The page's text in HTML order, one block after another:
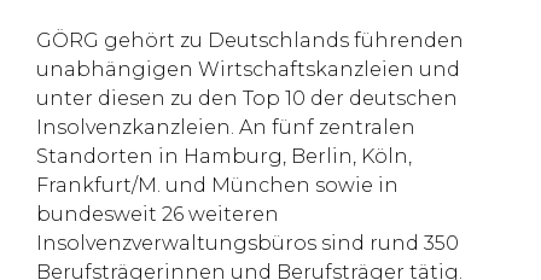
GÖRG gehört zu Deutschlands führenden
unabhängigen Wirtschaftskanzleien und
unter diesen zu den Top 10 der deutschen
Insolvenzkanzleien. An fünf zentralen
Standorten in Hamburg, Berlin, Köln,
Frankfurt/M. und München sowie in
bundesweit 26 weiteren
Insolvenzverwaltungsbüros sind rund 350
Berufsträgerinnen und Berufsträger tätig.